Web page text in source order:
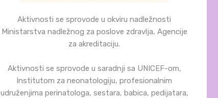
Aktivnosti se sprovode u okviru nadležnosti
Ministarstva nadležnog za poslove zdravlja, Agencije
za akreditaciju.
Aktivnosti se sprovode u saradnji sa UNICEF-om,
Institutom za neonatologiju, profesionalnim
udruženjima perinatologa, sestara, babica, pedijatara,